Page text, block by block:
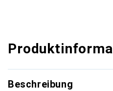
Beschreibung